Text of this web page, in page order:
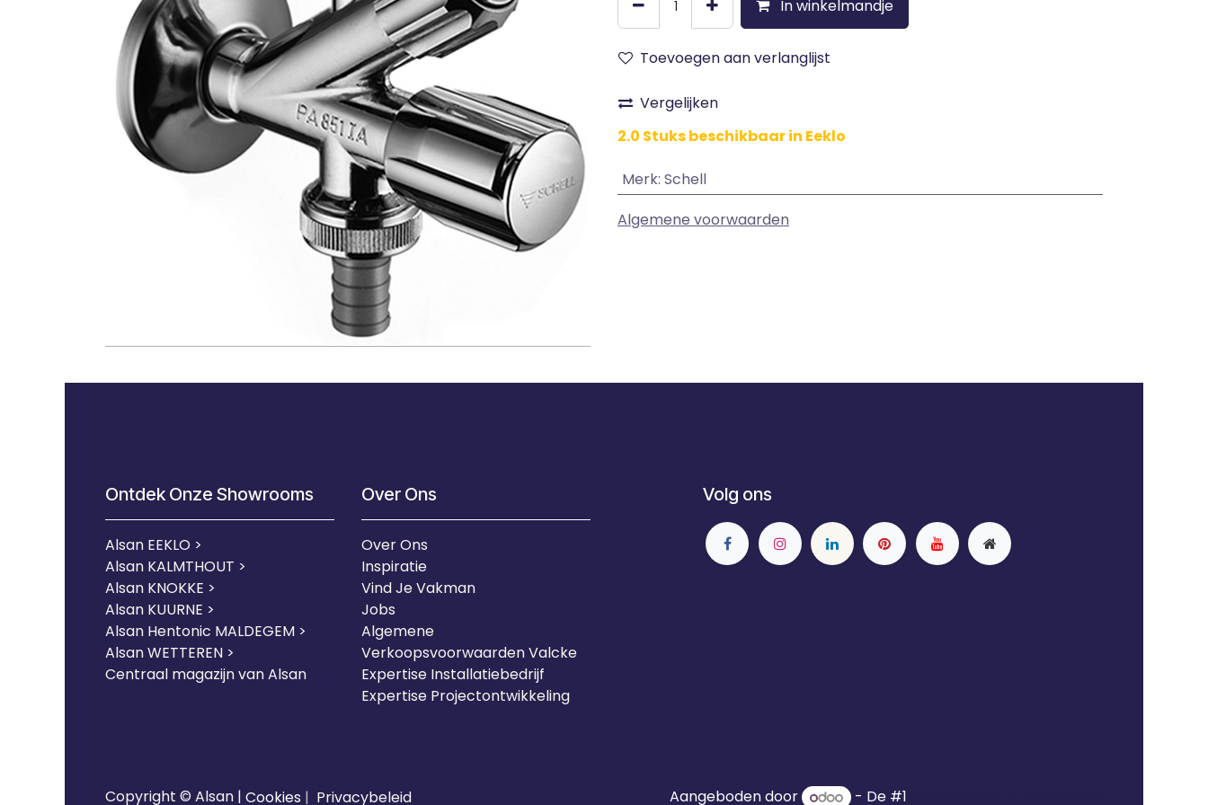
In winkelmandje
Toevoegen aan verlanglijst
Vergelijken
2.0 Stuks beschikbaar in Eeklo
Merk: Schell
Algemene voorwaarden
Ontdek Onze Showrooms
Alsan EEKLO >
Alsan KALMTHOUT >
Alsan KNOKKE >
Alsan KUURNE >
Alsan Hentonic MALDEGEM >
Alsan WETTEREN >
Centraal magazijn van Alsan
Over Ons
Over Ons
Inspiratie
Vind Je Vakman
Jobs
Algemene
Verkoopsvoorwaarden Valcke
Expertise Installatiebedrijf
Expertise Projectontwikkeling
Volg ons
Copyright © Alsan | Cookies | Privacybeleid Aangeboden door - De #1